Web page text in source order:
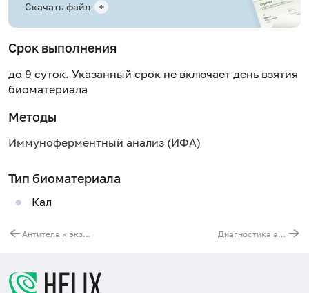
Скачать файл
Срок выполнения
до 9 суток. Указанный срок не включает день взятия
биоматериала
Методы
Иммуноферментный анализ (ИФА)
Тип биоматериала
Кал
Антитела к экзокринной части поджелудочной железы, IgG Диагностика аутоиммунного энцефалита (антитела к NMDA рецептору, IgG)